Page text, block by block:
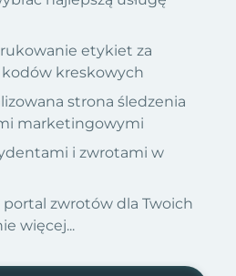
etykiet za
kreskowych
strona śledzenia
marketingowymi
i zwrotami w
portal zwrotów dla Twoich
więcej...